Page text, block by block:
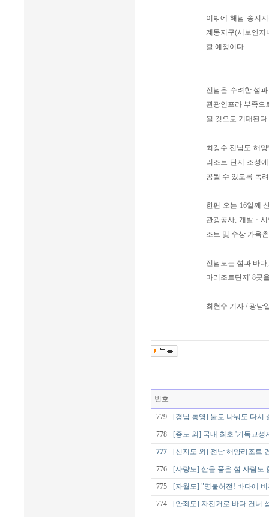
이밖에 해남 송지
계동지구(서보엔
할 예정이다.
전남은 수려한 섬
관광인프라 부족으
될 것으로 기대된다.
최강수 전남도 해
리조트 단지 조성
공될 수 있도록 독
한편 오는 16일께
관광공사, 개발ㆍ
조트 및 수상 가옥
전남도는 섬과 바
마리조트단지' 8곳
최현수 기자 / 광남
번호
779 [경남 통영] 둘로 나눠도 다시
778 [증도 외] 국내 최초 '기독교성
777 [신지도 외] 전남 해양리조트
776 [사량도] 산을 품은 섬 사람도
775 [자월도] "명불허전! 바다에
774 [안좌도] 자전거로 바다 건너